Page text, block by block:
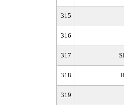
315
316
317
318
319